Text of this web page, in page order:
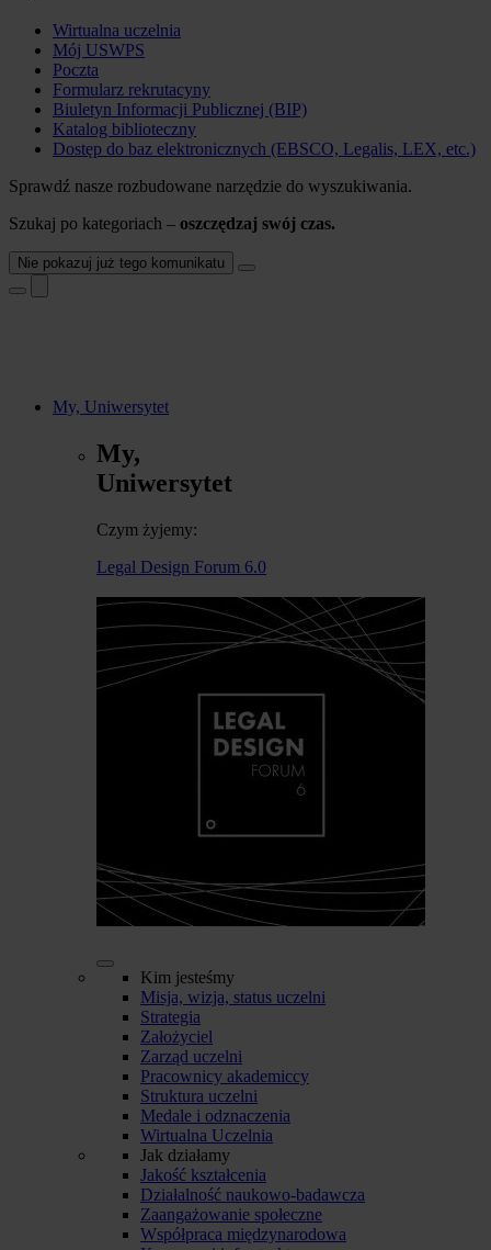
Wirtualna uczelnia
Mój USWPS
Poczta
Formularz rekrutacyny
Biuletyn Informacji Publicznej (BIP)
Katalog biblioteczny
Dostęp do baz elektronicznych (EBSCO, Legalis, LEX, etc.)
Sprawdź nasze rozbudowane narzędzie do wyszukiwania.
Szukaj po kategoriach – oszczędzaj swój czas.
Nie pokazuj już tego komunikatu
My, Uniwersytet
My,
Uniwersytet
Czym żyjemy:
Legal Design Forum 6.0
Kim jesteśmy
Misja, wizja, status uczelni
Strategia
Założyciel
Zarząd uczelni
Pracownicy akademiccy
Struktura uczelni
Medale i odznaczenia
Wirtualna Uczelnia
Jak działamy
Jakość kształcenia
Działalność naukowo-badawcza
Zaangażowanie społeczne
Współpraca międzynarodowa